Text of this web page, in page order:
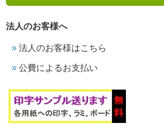
法人のお客様へ
法人のお客様はこちら
公費によるお支払い